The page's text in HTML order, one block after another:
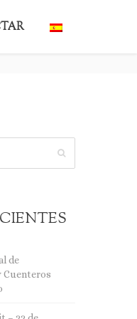
de
Cuenteros